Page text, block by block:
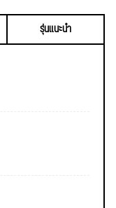
รุ่นแนะนำ